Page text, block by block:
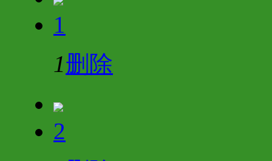
1
1删除
2